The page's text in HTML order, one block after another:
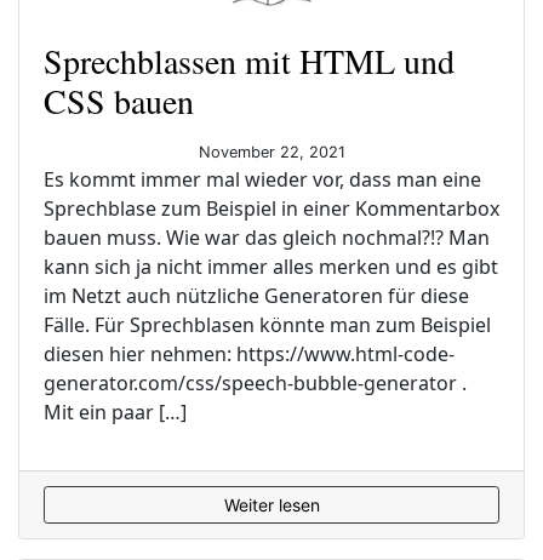
Sprechblassen mit HTML und
CSS bauen
November 22, 2021
Es kommt immer mal wieder vor, dass man eine
Sprechblase zum Beispiel in einer Kommentarbox
bauen muss. Wie war das gleich nochmal?!? Man
kann sich ja nicht immer alles merken und es gibt
im Netzt auch nützliche Generatoren für diese
Fälle. Für Sprechblasen könnte man zum Beispiel
diesen hier nehmen: https://www.html-code-
generator.com/css/speech-bubble-generator .
Mit ein paar […]
Weiter lesen